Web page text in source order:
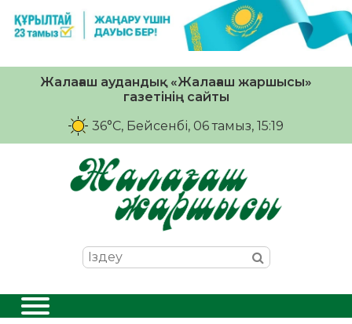
Жалағаш аудандық «Жалағаш жаршысы»
газетінің сайты
36°C, Бейсенбі, 06 тамыз, 15:19